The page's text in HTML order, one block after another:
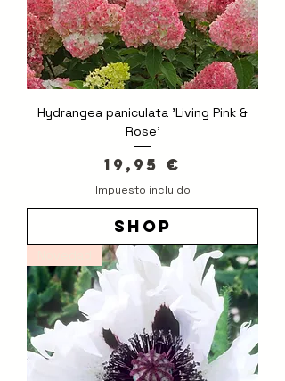
Hydrangea paniculata 'Living Pink &
Rose'
Precio
19,95 €
Impuesto incluido
shop